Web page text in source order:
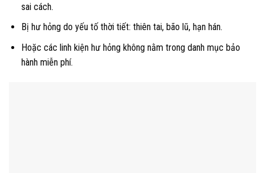
sai cách.
Bị hư hỏng do yếu tố thời tiết: thiên tai, bão lũ, hạn hán.
Hoặc các linh kiện hư hỏng không nằm trong danh mục bảo
hành miễn phí.